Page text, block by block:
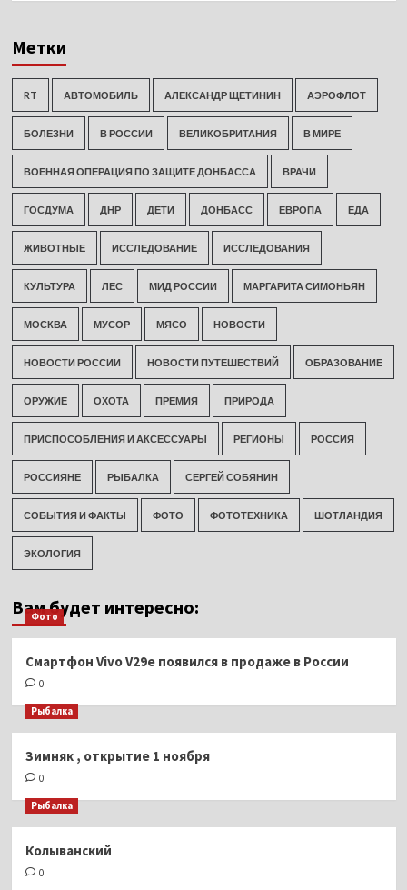
Метки
RT АВТОМОБИЛЬ АЛЕКСАНДР ЩЕТИНИН АЭРОФЛОТ
БОЛЕЗНИ В РОССИИ ВЕЛИКОБРИТАНИЯ В МИРЕ
ВОЕННАЯ ОПЕРАЦИЯ ПО ЗАЩИТЕ ДОНБАССА ВРАЧИ
ГОСДУМА ДНР ДЕТИ ДОНБАСС ЕВРОПА ЕДА
ЖИВОТНЫЕ ИССЛЕДОВАНИЕ ИССЛЕДОВАНИЯ
КУЛЬТУРА ЛЕС МИД РОССИИ МАРГАРИТА СИМОНЬЯН
МОСКВА МУСОР МЯСО НОВОСТИ
НОВОСТИ РОССИИ НОВОСТИ ПУТЕШЕСТВИЙ ОБРАЗОВАНИЕ
ОРУЖИЕ ОХОТА ПРЕМИЯ ПРИРОДА
ПРИСПОСОБЛЕНИЯ И АКСЕССУАРЫ РЕГИОНЫ РОССИЯ
РОССИЯНЕ РЫБАЛКА СЕРГЕЙ СОБЯНИН
СОБЫТИЯ И ФАКТЫ ФОТО ФОТОТЕХНИКА ШОТЛАНДИЯ
ЭКОЛОГИЯ
Вам будет интересно:
Фото
Смартфон Vivo V29e появился в продаже в России
0
Рыбалка
Зимняк , открытие 1 ноября
0
Рыбалка
Колыванский
0